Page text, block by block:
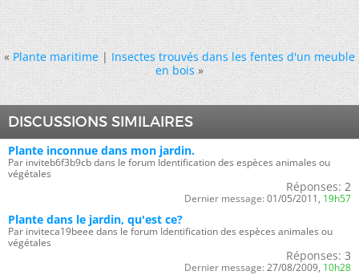
« Plante maritime|Insectes trouvés dans les fentes d'un meuble
en bois »
DISCUSSIONS SIMILAIRES
Plante inconnue dans mon jardin.
Par inviteb6f3b9cb dans le forum Identification des espèces animales ou
végétales
Réponses: 2
Dernier message: 01/05/2011, 19h57
Plante dans le jardin, qu'est ce?
Par inviteca19beee dans le forum Identification des espèces animales ou
végétales
Réponses: 3
Dernier message: 27/08/2009, 10h28